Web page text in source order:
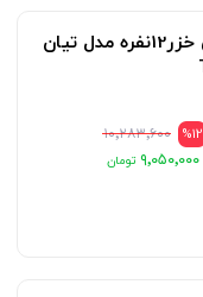
پلوپز پارس خزر12نفره مدل تیان
%12 ۱۰٬۲۸۳٬۶۰۰
۹٬۰۵۰٬۰۰۰